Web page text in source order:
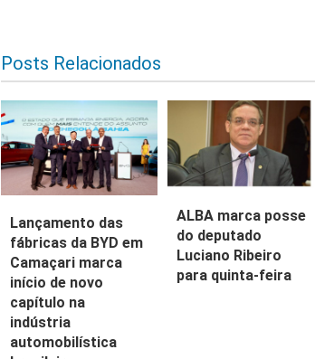
Posts Relacionados
Lançamento das
fábricas da BYD em
Camaçari marca
início de novo
capítulo na
indústria
automobilística
ALBA marca posse
do deputado
Luciano Ribeiro
para quinta-feira